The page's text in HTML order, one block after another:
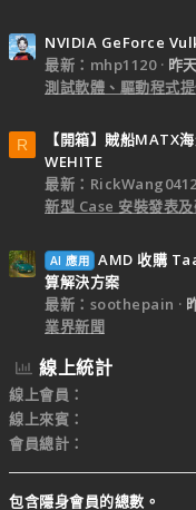
NVIDIA GeForce
最新：mhp1120
昨
測試軟體、驅動程式
R
【開箱】賊船MATX
WEHITE
最新：RickWang0412
新型 Case 安裝發表
AI 應用 AMD 收購
算解決方案
最新：soothepain
業界新聞
線上統計
線上會員
線上來賓
會員總計
包含隱身會員的總數。